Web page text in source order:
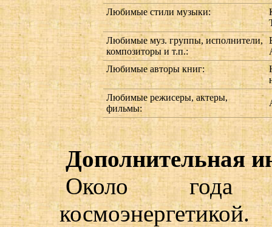
Любимые стили музыки:
Любимые муз. группы, исполнители,
композиторы и т.п.:
Любимые авторы книг:
Любимые режисеры, актеры,
фильмы:
Дополнительная
Около года
космоэнергетикой.